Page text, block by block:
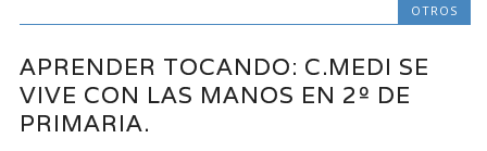
OTROS
APRENDER TOCANDO: C.MEDI SE
VIVE CON LAS MANOS EN 2º DE
PRIMARIA.